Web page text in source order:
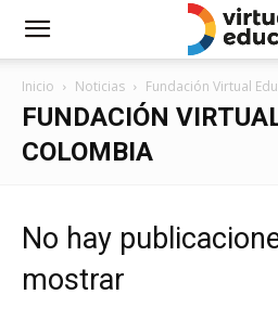
Inicio Noticias Fundación Virtual
FUNDACIÓN
COLOMBIA
No hay
mostrar